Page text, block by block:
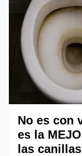
No es con
es la
las